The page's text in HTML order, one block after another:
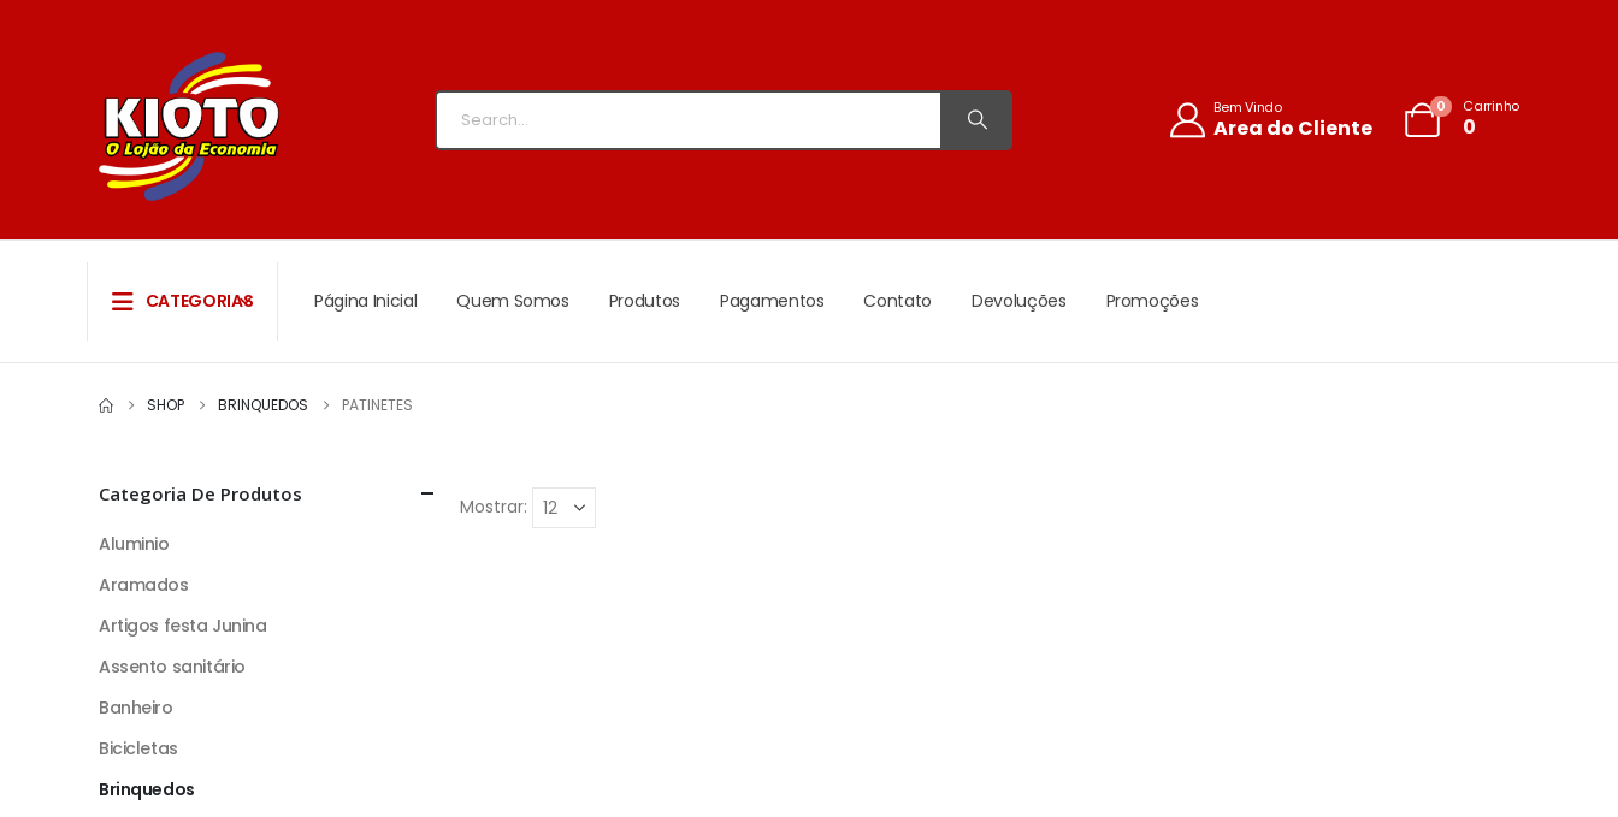
Bem Vindo
Area do Cliente
0 Carrinho
0
CATEGORIAS Página Inicial Quem Somos Produtos Pagamentos Contato Devoluções Promoções
SHOP BRINQUEDOS PATINETES
Mostrar:
Categoria De Produtos
Aluminio
Aramados
Artigos festa Junina
Assento sanitário
Banheiro
Bicicletas
Brinquedos